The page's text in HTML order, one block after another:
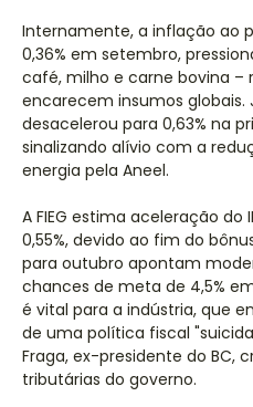
Internamente, a inflação ao
0,36% em setembro,
café, milho e carne bovina –
encarecem insumos globais.
desacelerou para 0,63% na
sinalizando alívio com a
energia pela Aneel.
A FIEG estima aceleração do
0,55%, devido ao fim do
para outubro apontam
chances de meta de 4,5%
é vital para a indústria, que
de uma política fiscal
Fraga, ex-presidente do BC,
tributárias do governo.